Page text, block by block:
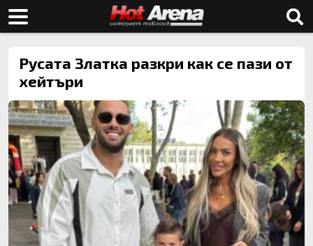
Русата Златка разкри как се пази от
хейтъри